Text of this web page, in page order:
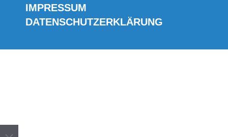
IMPRESSUM
DATENSCHUTZERKLÄRUNG